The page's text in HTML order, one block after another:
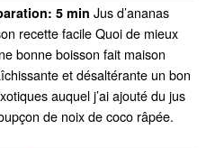
5 min Jus d’ananas
recette facile Quoi de mieux
bonne boisson fait maison
et désaltérante un bon
auquel j’ai ajouté du jus
de noix de coco râpée.